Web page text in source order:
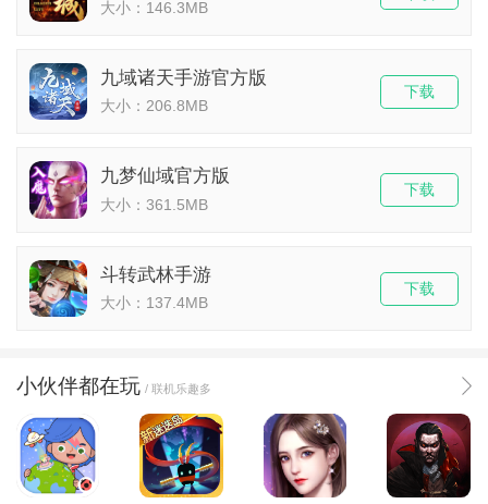
大小：146.3MB
九域诸天手游官方版
大小：206.8MB
下载
九梦仙域官方版
大小：361.5MB
下载
斗转武林手游
大小：137.4MB
下载
小伙伴都在玩 / 联机乐趣多